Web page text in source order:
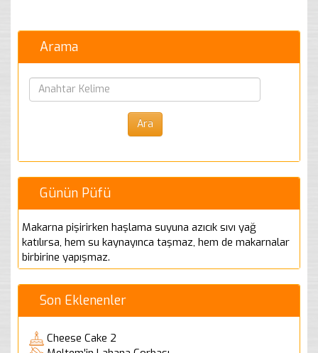
Arama
Günün Püfü
Makarna pişirirken haşlama suyuna azıcık sıvı yağ
katılırsa, hem su kaynayınca taşmaz, hem de makarnalar
birbirine yapışmaz.
Son Eklenenler
Cheese Cake 2